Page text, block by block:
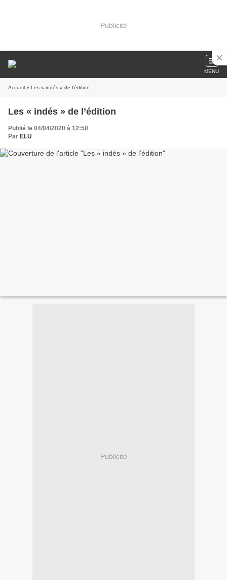
Publicité
MENU
Accueil » Les « indés » de l’édition
Les « indés » de l’édition
Publié le 04/04/2020 à 12:50
Par ELU
Publicité